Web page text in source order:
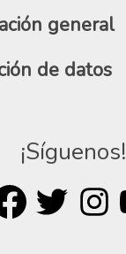
general
de datos
¡Síguenos!